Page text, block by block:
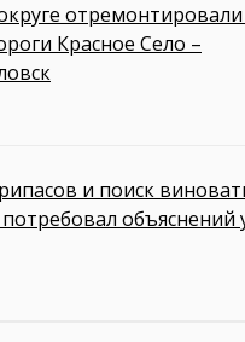
отремонтировали
Красное Село –
и поиск
объяснений